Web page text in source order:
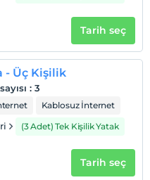
Tarih seç
- Üç Kişilik
: 3
Kablosuz İnternet
(3 Adet) Tek Kişilik Yatak
Tarih seç